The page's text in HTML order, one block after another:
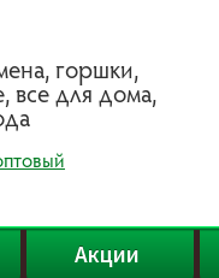
гopшки,
вce для дoмa,
Акции